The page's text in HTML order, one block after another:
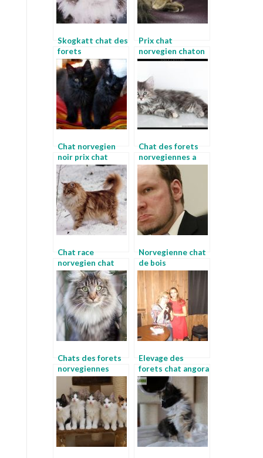
Skogkatt chat des
forets
norvegiennes a
vendre
Prix chat
norvegien chaton
norvegiens
Chat norvegien
noir prix chat
norvegien
Chat des forets
norvegiennes a
donner chat des
montagnes
norvegiennes
Chat race
norvegien chat
persan chinchilla
Norvegienne chat
de bois
Chats des forets
norvegiennes
norvegien noir
Elevage des
forets chat angora
norvegien